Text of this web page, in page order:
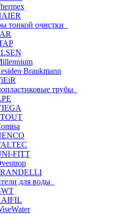
тонкой очистки
Braukmann
трубы
FITT
для воды